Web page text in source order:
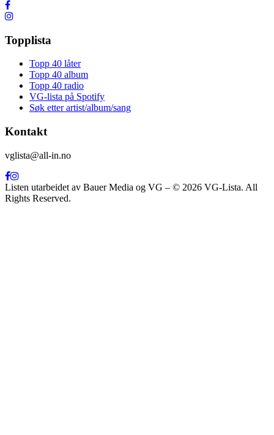
Topplista
Topp 40 låter
Topp 40 album
Topp 40 radio
VG-lista på Spotify
Søk etter artist/album/sang
Kontakt
vglista@all-in.no
Listen utarbeidet av Bauer Media og VG – © 2026 VG-Lista. All
Rights Reserved.